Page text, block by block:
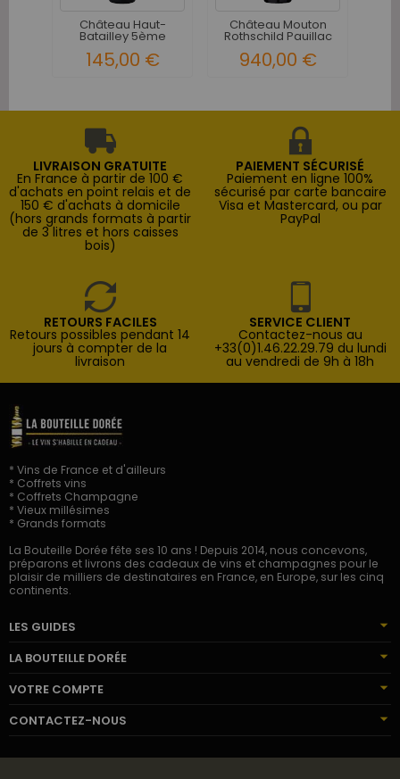
Château Haut-
Batailley 5ème
Grand Cru...
145,00 €
Château Mouton
Rothschild Pauillac
940,00 €
LIVRAISON GRATUITE
En France à partir de 100 €
d'achats en point relais et de
150 € d'achats à domicile
(hors grands formats à partir
de 3 litres et hors caisses
bois)
PAIEMENT SÉCURISÉ
Paiement en ligne 100%
sécurisé par carte bancaire
Visa et Mastercard, ou par
PayPal
RETOURS FACILES
Retours possibles pendant 14
jours à compter de la
livraison
SERVICE CLIENT
Contactez-nous au
+33(0)1.46.22.29.79 du lundi
au vendredi de 9h à 18h
* Vins de France et d'ailleurs
* Coffrets vins
* Coffrets Champagne
* Vieux millésimes
* Grands formats
La Bouteille Dorée fête ses 10 ans ! Depuis 2014, nous concevons,
préparons et livrons des cadeaux de vins et champagnes pour le
plaisir de milliers de destinataires en France, en Europe, sur les cinq
continents.
LES GUIDES
LA BOUTEILLE DORÉE
VOTRE COMPTE
CONTACTEZ-NOUS